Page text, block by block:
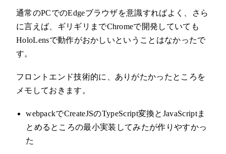
通常のPCでのEdgeブラウザを意識すればよく、さら
に言えば、ギリギリまでChromeで開発していても
HoloLensで動作がおかしいということはなかったで
す。
フロントエンド技術的に、ありがたかったところを
メモしておきます。
webpackでCreateJSのTypeScript変換とJavaScriptま
とめるところの最小実装してみたが作りやすかっ
た